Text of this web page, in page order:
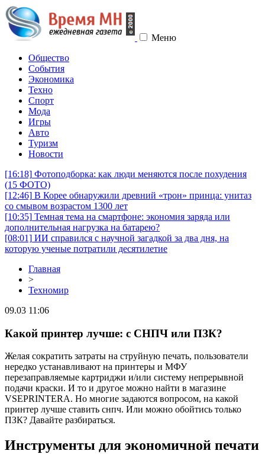
Меню
Общество
События
Экономика
Техно
Спорт
Мода
Игры
Авто
Туризм
Новости
[16:18] Фотоподборка: как люди меняются после похудения
(15 ФОТО)
[12:46] В Корее обнаружили древний «трон» принца: унитаз
со смывом возрастом 1300 лет
[10:35] Темная тема на смартфоне: экономия заряда или
дополнительная нагрузка на батарею?
[08:01] ИИ справился с научной загадкой за два дня, на
которую ученые потратили десятилетие
Главная
>
Техномир
09.03 11:06
Какой принтер лучше: с СНПЧ или ПЗК?
Желая сократить затраты на струйную печать, пользователи
нередко устанавливают на принтеры и МФУ
перезаправляемые картриджи и/или систему непрерывной
подачи краски. И то и другое можно найти в магазине
VSEPRINTERA. Но многие задаются вопросом, на какой
принтер лучше ставить снпч. Или можно обойтись только
ПЗК? Давайте разбираться.
Инструменты для экономичной печати